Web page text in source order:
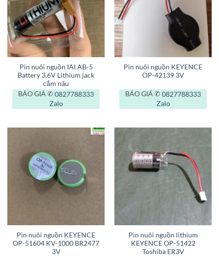
Pin nuôi nguồn IAI AB-5
Battery 3.6V Lithium jack
cắm nâu
BÁO GIÁ ✆ 0827788333
Zalo
Pin nuôi nguồn KEYENCE
OP-42139 3V
BÁO GIÁ ✆ 0827788333
Zalo
Pin nuôi nguồn KEYENCE
OP-51604 KV-1000 BR2477
3V
Pin nuôi nguồn lithium
KEYENCE OP-51422
Toshiba ER3V